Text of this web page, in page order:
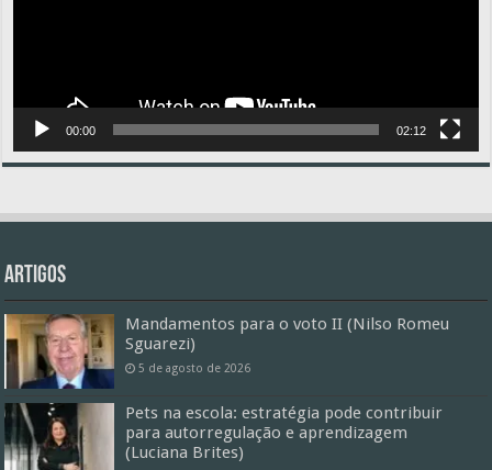
00:00 02:12
Artigos
Mandamentos para o voto II (Nilso Romeu
Sguarezi)
5 de agosto de 2026
Pets na escola: estratégia pode contribuir
para autorregulação e aprendizagem
(Luciana Brites)